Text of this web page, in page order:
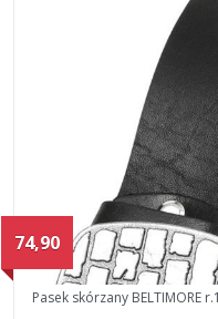
74,90
Pasek skórzany BELTIMORE